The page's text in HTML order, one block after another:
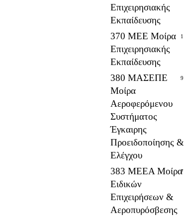
Επιχειρησιακής
Εκπαίδευσης
370 ΜΕΕ Μοίρα
Επιχειρησιακής
Εκπαίδευσης
1
380 ΜΑΣΕΠΕ
Μοίρα
Αεροφερόμενου
Συστήματος
Έγκαιρης
Προειδοποίησης &
Ελέγχου
9
383 ΜΕΕΑ Μοίρα
Ειδικών
Επιχειρήσεων &
Αεροπυρόσβεσης
7